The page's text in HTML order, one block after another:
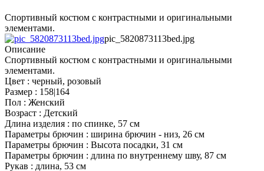
Спортивный костюм с контрастными и оригинальными
элементами.
pic_5820873113bed.jpg
Описание
Спортивный костюм с контрастными и оригинальными
элементами.
Цвет : черный, розовый
Размер : 158|164
Пол : Женский
Возраст : Детский
Длина изделия : по спинке, 57 см
Параметры брючин : ширина брючин - низ, 26 см
Параметры брючин : Высота посадки, 31 см
Параметры брючин : длина по внутреннему шву, 87 см
Рукав : длина, 53 см